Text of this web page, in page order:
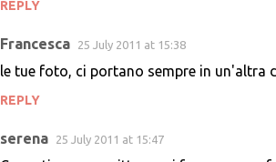
REPLY
Francesca 25 July 2011 at 15:38
le tue foto, ci portano sempre in un'altra
REPLY
serena 25 July 2011 at 15:47